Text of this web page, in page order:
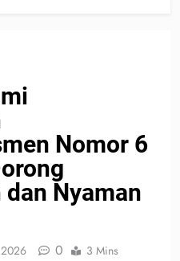
Nomor 6
Nyaman
0 3 Mins